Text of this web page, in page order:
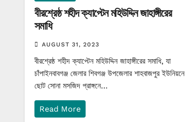
বীরশ্রেষ্ঠ শহীদ ক্যাপ্টেন মহিউদ্দিন জাহাঙ্গীরের
সমাধি
AUGUST 31, 2023
বীরশ্রেষ্ঠ শহীদ ক্যাপ্টেন মহিউদ্দিন জাহাঙ্গীরের সমাধি, যা
চাঁপাইনবাবগঞ্জ জেলার শিবগঞ্জ উপজেলার শাহবাজপুর ইউনিয়নে
ছোট সোনা মসজিদ প্রাঙ্গনে…
Read More